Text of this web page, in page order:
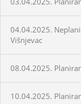
04.04.2025.
Višnjevac
08.04.2025.
10.04.2025.